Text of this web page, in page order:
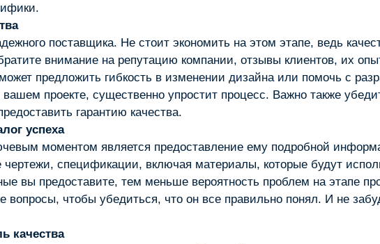
поставщика. Не стоит экономить на этом этапе, ведь
внимание на репутацию компании, отзывы клиентов, их
предложить гибкость в изменении дизайна или помочь с
вашем проекте, существенно упростит процесс. Важно также
гарантию качества.
успеха
моментом является предоставление ему подробной
чертежи, спецификации, включая материалы, которые будут
вы предоставите, тем меньше вероятность проблем на этапе
чтобы убедиться, что он все правильно понял. И не
качества